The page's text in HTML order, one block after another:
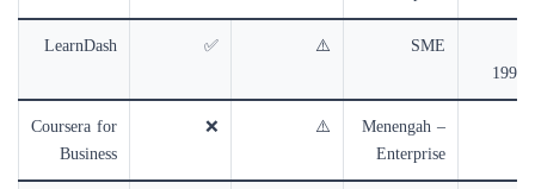
LearnDash ✅ ⚠️ SME
199+/
Coursera for
Business
❌ ⚠️
Menengah –
Enterprise